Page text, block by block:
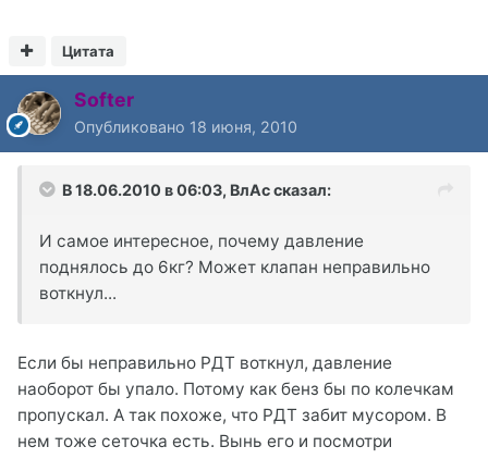
Цитата
Softer
Опубликовано 18 июня, 2010
В 18.06.2010 в 06:03, BлАс сказал:
И самое интересное, почему давление
поднялось до 6кг? Может клапан неправильно
воткнул...
Если бы неправильно РДТ воткнул, давление
наоборот бы упало. Потому как бенз бы по колечкам
пропускал. А так похоже, что РДТ забит мусором. В
нем тоже сеточка есть. Вынь его и посмотри